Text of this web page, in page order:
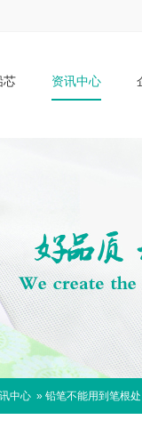
芯 资讯中心
中心 » 铅笔不能用到笔根